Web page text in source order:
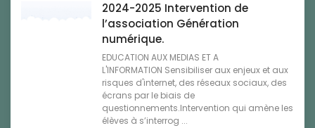
2024-2025 Intervention de
l’association Génération
numérique.
EDUCATION AUX MEDIAS ET A
L'INFORMATION Sensibiliser aux enjeux et aux
risques d'internet, des réseaux sociaux, des
écrans par le biais de
questionnements.Intervention qui amène les
élèves à s’interrog ...